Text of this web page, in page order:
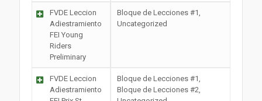
FVDE Leccion
Adiestramiento
FEI Young
Riders
Preliminary
Bloque de Lecciones #1,
Uncategorized
FVDE Leccion
Adiestramiento
Bloque de Lecciones #1,
Bloque de Lecciones #2,